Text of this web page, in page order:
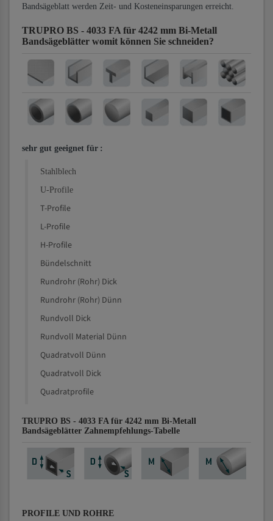
Bandsägeblatt werden Zeit- und Kosteneinsparungen erreicht.
TRUPRO BS - 4033 FA für 4242 mm Bi-Metall
Bandsägeblätter womit können Sie schneiden?
sehr gut geeignet für :
Stahlblech
U-Profile
T-Profile
L-Profile
H-Profile
Bündelschnitt
Rundrohr (Rohr) Dick
Rundrohr (Rohr) Dünn
Rundvoll Dick
Rundvoll Material Dünn
Quadratvoll Dünn
Quadratvoll Dick
Quadratprofile
TRUPRO BS - 4033 FA für 4242 mm Bi-Metall
Bandsägeblätter Zahnempfehlungs-Tabelle
PROFILE UND ROHRE